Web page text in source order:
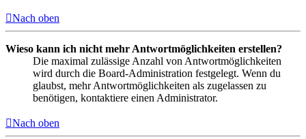
Nach oben
Wieso kann ich nicht mehr Antwortmöglichkeiten erstellen?
Die maximal zulässige Anzahl von Antwortmöglichkeiten
wird durch die Board-Administration festgelegt. Wenn du
glaubst, mehr Antwortmöglichkeiten als zugelassen zu
benötigen, kontaktiere einen Administrator.
Nach oben